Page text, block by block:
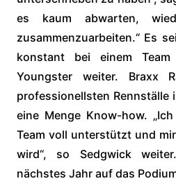
es kaum abwarten,
zusammenzuarbeiten.“ Es
konstant bei einem
Youngster weiter. Braxx
professionellsten Rennställe
eine Menge Know-how.
Team voll unterstützt und
wird“, so Sedgwick
nächstes Jahr auf das